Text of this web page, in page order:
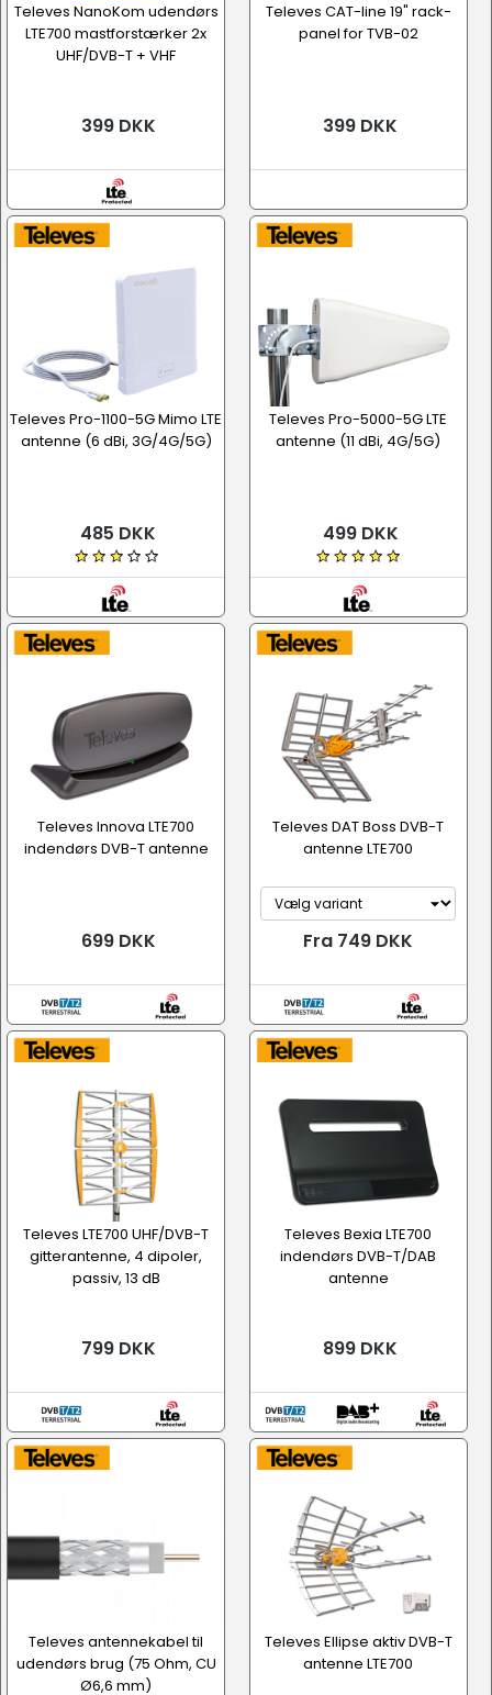
Televes NanoKom udendørs
LTE700 mastforstærker 2x
UHF/DVB-T + VHF
399 DKK
Televes CAT-line 19" rack-
panel for TVB-02
399 DKK
Televes Pro-1100-5G Mimo LTE
antenne (6 dBi, 3G/4G/5G)
485 DKK
Televes Pro-5000-5G LTE
antenne (11 dBi, 4G/5G)
499 DKK
Televes Innova LTE700
indendørs DVB-T antenne
699 DKK
Televes DAT Boss DVB-T
antenne LTE700
Fra 749 DKK
Televes LTE700 UHF/DVB-T
gitterantenne, 4 dipoler,
passiv, 13 dB
799 DKK
Televes Bexia LTE700
indendørs DVB-T/DAB
antenne
899 DKK
Televes antennekabel til
udendørs brug (75 Ohm, CU
Ø6,6 mm)
Televes Ellipse aktiv DVB-T
antenne LTE700